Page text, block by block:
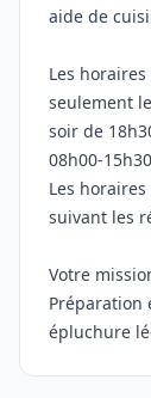
aide de
Les
seulement
soir de
08h00-15h30
Les
suivant les
Votre
Préparation
épluchure